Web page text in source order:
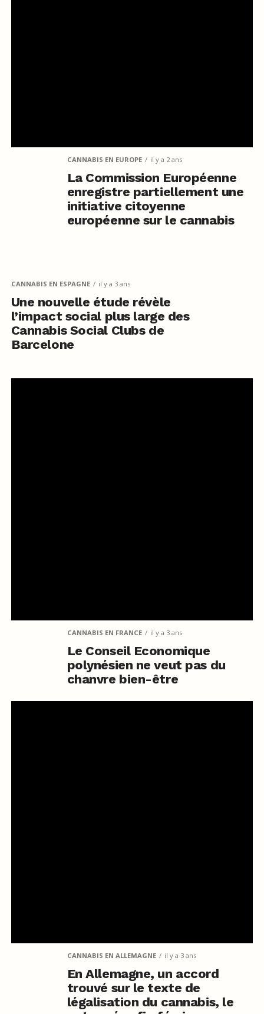
CANNABIS EN EUROPE il y a 2 ans
La Commission Européenne
enregistre partiellement une
initiative citoyenne
européenne sur le cannabis
CANNABIS EN ESPAGNE il y a 3 ans
Une nouvelle étude révèle
l’impact social plus large des
Cannabis Social Clubs de
Barcelone
CANNABIS EN FRANCE il y a 3 ans
Le Conseil Economique
polynésien ne veut pas du
chanvre bien-être
CANNABIS EN ALLEMAGNE il y a 3 ans
En Allemagne, un accord
trouvé sur le texte de
légalisation du cannabis, le